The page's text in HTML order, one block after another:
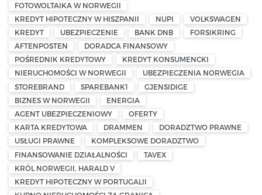
FOTOWOLTAIKA W NORWEGII
KREDYT HIPOTECZNY W HISZPANII
NUPI
VOLKSWAGEN
KREDYT
UBEZPIECZENIE BANK DNB
FORSIKRING
AFTENPOSTEN
DORADCA FINANSOWY
POŚREDNIK KREDYTOWY
KREDYT KONSUMENCKI
NIERUCHOMOŚCI W NORWEGII
UBEZPIECZENIA NORWEGIA
STOREBRAND
SPAREBANK1
GJENSIDIGE
BIZNES W NORWEGII
ENERGIA
AGENT UBEZPIECZENIOWY
OFERTY
KARTA KREDYTOWA
DRAMMEN
DORADZTWO PRAWNE
USŁUGI PRAWNE
KOMPLEKSOWE DORADZTWO
FINANSOWANIE DZIAŁALNOŚCI
TAVEX
KRÓL NORWEGII, HARALD V
KREDYT HIPOTECZNY W PORTUGALII